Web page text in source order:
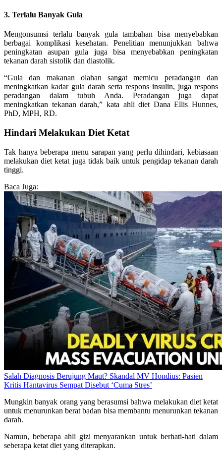
3. Terlalu Banyak Gula
Mengonsumsi terlalu banyak gula tambahan bisa menyebabkan
berbagai komplikasi kesehatan. Penelitian menunjukkan bahwa
peningkatan asupan gula juga bisa menyebabkan peningkatan
tekanan darah sistolik dan diastolik.
“Gula dan makanan olahan sangat memicu peradangan dan
meningkatkan kadar gula darah serta respons insulin, juga respons
peradangan dalam tubuh Anda. Peradangan juga dapat
meningkatkan tekanan darah,” kata ahli diet Dana Ellis Hunnes,
PhD, MPH, RD.
Hindari Melakukan Diet Ketat
Tak hanya beberapa menu sarapan yang perlu dihindari, kebiasaan
melakukan diet ketat juga tidak baik untuk pengidap tekanan darah
tinggi.
Baca Juga:
Salah Diagnosis Berujung Maut? Skandal MV Hondius: Pasien
Kritis Hantavirus Sempat Disebut ‘Cuma Stres’
Mungkin banyak orang yang berasumsi bahwa melakukan diet ketat
untuk menurunkan berat badan bisa membantu menurunkan tekanan
darah.
Namun, beberapa ahli gizi menyarankan untuk berhati-hati dalam
seberapa ketat diet yang diterapkan.